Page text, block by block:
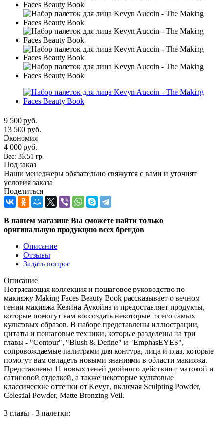
9 500 руб.
13 500 руб.
Экономия
4 000 руб.
Вес: 36.51 гр.
Под заказ
Наши менеджеры обязательно свяжутся с вами и уточнят
условия заказа
Поделиться
В нашем магазине Вы сможете найти только
оригинальную продукцию всех брендов
Описание
Отзывы
Задать вопрос
Описание
Потрясающая коллекция и пошаговое руководство по
макияжу Making Faces Beauty Book рассказывает о вечном
гении макияжа Кевина Аукойна и предоставляет продукты,
которые помогут вам воссоздать некоторые из его самых
культовых образов. В наборе представлены иллюстрации,
цитаты и пошаговые техники, которые разделены на три
главы - "Contour", "Blush & Define" и "EmphasEYES",
сопровождаемые палитрами для контура, лица и глаз, которые
помогут вам овладеть новыми знаниями в области макияжа.
Представлены 11 новых теней двойного действия с матовой и
сатиновой отделкой, а также некоторые культовые
классические оттенки от Kevyn, включая Sculpting Powder,
Celestial Powder, Matte Bronzing Veil.
3 главы - 3 палетки: